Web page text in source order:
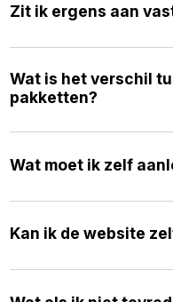
Zit ik ergens aan
Wat is het verschil
pakketten?
Wat moet ik zelf
Kan ik de website